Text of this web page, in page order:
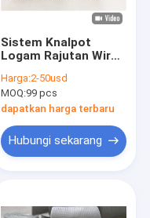
Sistem Knalpot
Logam Rajutan Wire
Wire Mesh Gasket
Untuk Industri Mobil
OEM
Harga:2-50usd
MOQ:99 pcs
dapatkan harga terbaru
Hubungi sekarang